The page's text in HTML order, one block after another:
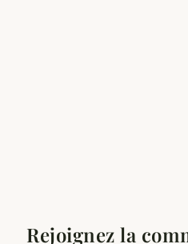
Rejoignez la